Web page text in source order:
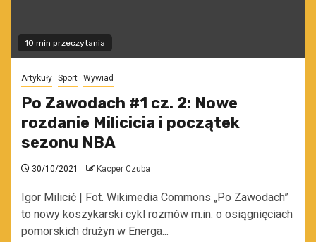
10 min przeczytania
Artykuły Sport Wywiad
Po Zawodach #1 cz. 2: Nowe
rozdanie Milicicia i początek
sezonu NBA
30/10/2021 Kacper Czuba
Igor Milicić | Fot. Wikimedia Commons „Po Zawodach”
to nowy koszykarski cykl rozmów m.in. o osiągnięciach
pomorskich drużyn w Energa...